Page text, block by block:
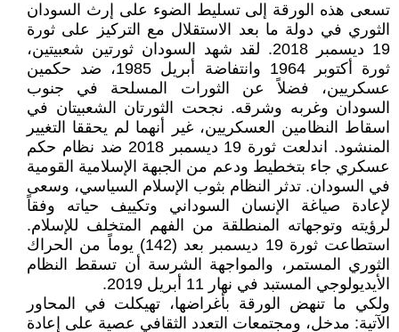
تسعى هذه الورقة إلى تسليط الضوء على إرث السودان
الثوري في دولة ما بعد الاستقلال مع التركيز على ثورة
19 ديسمبر 2018. لقد شهد السودان ثورتين شعبيتين،
ثورة أكتوبر 1964 وانتفاضة أبريل 1985، ضد حكمين
عسكريين، فضلاً عن الثورات المسلحة في جنوب
السودان وغربه وشرقه. نجحت الثورتان الشعبيتان في
اسقاط النظامين العسكريين، غير أنهما لم يحققا التغيير
المنشود. اندلعت ثورة 19 ديسمبر 2018 ضد نظام حكم
عسكري جاء بتخطيط ودعم من الجبهة الإسلامية القومية
في السودان. تدثر النظام بثوب الإسلام السياسي، وسعى
لإعادة صياغة الإنسان السوداني وتكييف حياته وفقاً
لرؤيته وتوجهاته المنطلقة من الفهم المتخلف للإسلام.
استطاعت ثورة 19 ديسمبر بعد (142) يوماً من الحراك
الثوري المستمر، والمواجهة الشرسة أن تسقط النظام
الأيديولوجي المستبد في نهار 11 أبريل 2019.
ولكي ما تنهض الورقة بأغراضها، تهيكلت في المحاور
الآتية: مدخل، ومجتمعات التعدد الثقافي عصية على إعادة